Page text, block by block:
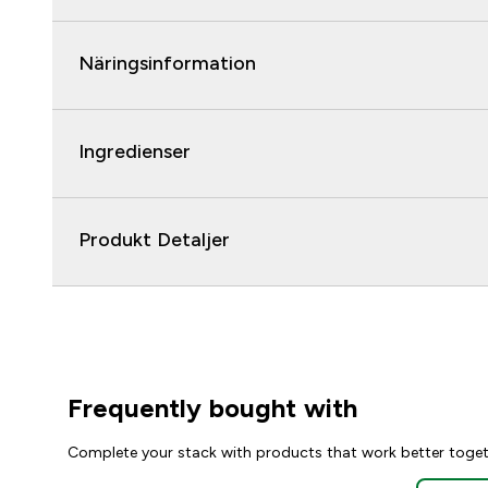
Näringsinformation
Ingredienser
Produkt Detaljer
Frequently bought with
Complete your stack with products that work better